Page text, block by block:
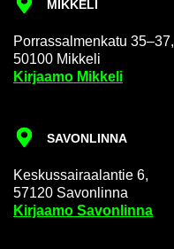
MIK­KE­LI
Por­ras­sal­men­ka­tu 35–37,
50100 Mik­ke­li
Kir­jaa­mo Mik­ke­li
SA­VON­LIN­NA
Kes­kus­sai­raa­lan­tie 6,
57120 Sa­von­lin­na
Kir­jaa­mo Sa­von­lin­na